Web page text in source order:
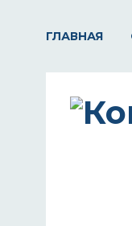
ГЛАВНАЯ